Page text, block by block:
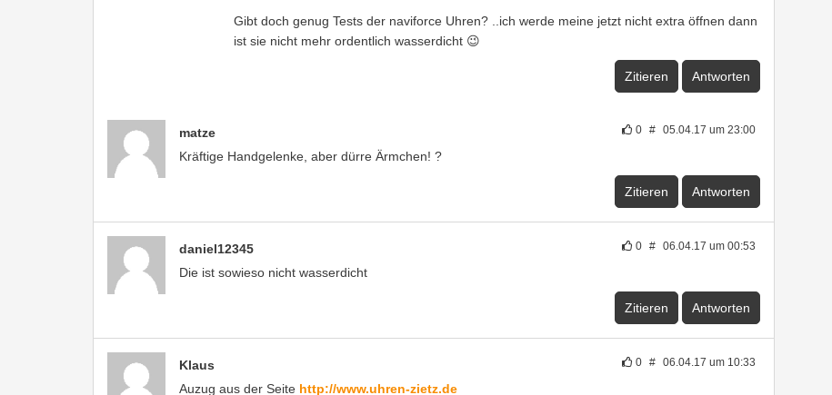
Gibt doch genug Tests der naviforce Uhren? ..ich werde meine jetzt nicht extra öffnen dann
ist sie nicht mehr ordentlich wasserdicht 😉
Zitieren Antworten
0 # 05.04.17 um 23:00
matze
Kräftige Handgelenke, aber dürre Ärmchen! ?
Zitieren Antworten
0 # 06.04.17 um 00:53
daniel12345
Die ist sowieso nicht wasserdicht
Zitieren Antworten
0 # 06.04.17 um 10:33
Klaus
Auzug aus der Seite http://www.uhren-zietz.de